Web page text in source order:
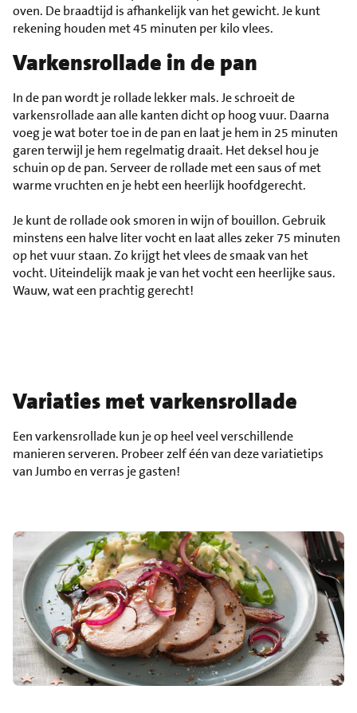
oven. De braadtijd is afhankelijk van het gewicht. Je kunt
rekening houden met 45 minuten per kilo vlees.
Varkensrollade in de pan
In de pan wordt je rollade lekker mals. Je schroeit de
varkensrollade aan alle kanten dicht op hoog vuur. Daarna
voeg je wat boter toe in de pan en laat je hem in 25 minuten
garen terwijl je hem regelmatig draait. Het deksel hou je
schuin op de pan. Serveer de rollade met een saus of met
warme vruchten en je hebt een heerlijk hoofdgerecht.
Je kunt de rollade ook smoren in wijn of bouillon. Gebruik
minstens een halve liter vocht en laat alles zeker 75 minuten
op het vuur staan. Zo krijgt het vlees de smaak van het
vocht. Uiteindelijk maak je van het vocht een heerlijke saus.
Wauw, wat een prachtig gerecht!
Variaties met varkensrollade
Een varkensrollade kun je op heel veel verschillende
manieren serveren. Probeer zelf één van deze variatietips
van Jumbo en verras je gasten!